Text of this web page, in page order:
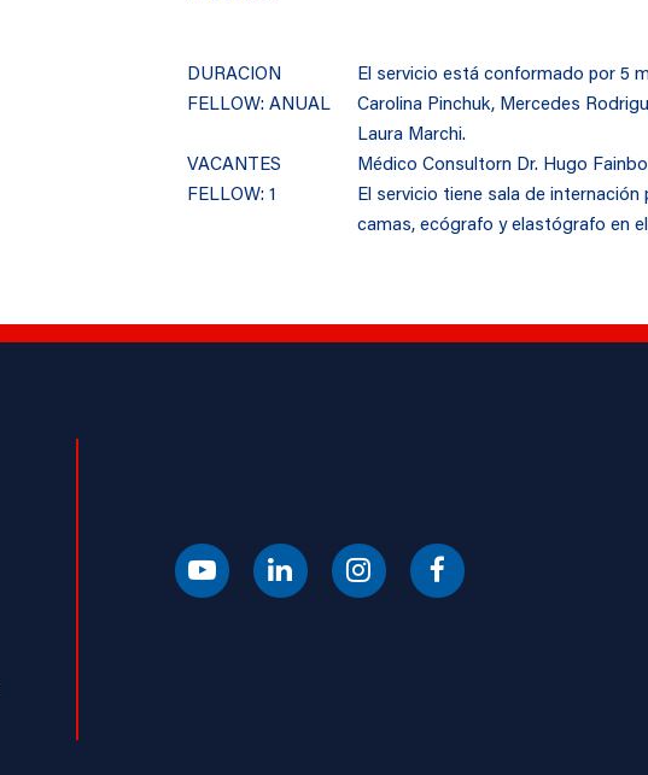
DURACION
FELLOW: ANUAL
VACANTES
FELLOW: 1
El servicio está conformado por 5
Carolina Pinchuk, Mercedes
Laura Marchi.
Médico Consultorn Dr. Hugo
El servicio tiene sala de
camas, ecógrafo y elastógrafo en